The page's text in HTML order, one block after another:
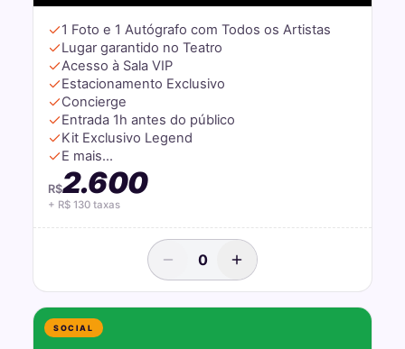
1 Foto e 1 Autógrafo com Todos os Artistas
Lugar garantido no Teatro
Acesso à Sala VIP
Estacionamento Exclusivo
Concierge
Entrada 1h antes do público
Kit Exclusivo Legend
E mais...
R$2.600
+ R$ 130 taxas
0
SOCIAL